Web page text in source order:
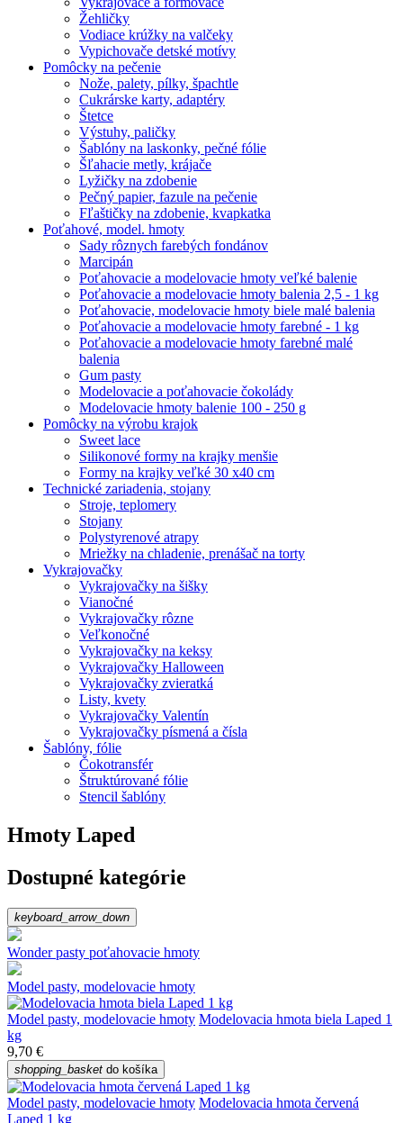
Žehličky
Vodiace krúžky na valčeky
Vypichovače detské motívy
Pomôcky na pečenie
Nože, palety, pílky, špachtle
Cukrárske karty, adaptéry
Štetce
Výstuhy, paličky
Šablóny na laskonky, pečné fólie
Šľahacie metly, krájače
Lyžičky na zdobenie
Pečný papier, fazule na pečenie
Fľaštičky na zdobenie, kvapkatka
Poťahové, model. hmoty
Sady rôznych farebých fondánov
Marcipán
Poťahovacie a modelovacie hmoty veľké balenie
Poťahovacie a modelovacie hmoty balenia 2,5 - 1 kg
Poťahovacie, modelovacie hmoty biele malé balenia
Poťahovacie a modelovacie hmoty farebné - 1 kg
Poťahovacie a modelovacie hmoty farebné malé
balenia
Gum pasty
Modelovacie a poťahovacie čokolády
Modelovacie hmoty balenie 100 - 250 g
Pomôcky na výrobu krajok
Sweet lace
Silikonové formy na krajky menšie
Formy na krajky veľké 30 x40 cm
Technické zariadenia, stojany
Stroje, teplomery
Stojany
Polystyrenové atrapy
Mriežky na chladenie, prenášač na torty
Vykrajovačky
Vykrajovačky na šišky
Vianočné
Vykrajovačky rôzne
Veľkonočné
Vykrajovačky na keksy
Vykrajovačky Halloween
Vykrajovačky zvieratká
Listy, kvety
Vykrajovačky Valentín
Vykrajovačky písmená a čísla
Šablóny, fólie
Čokotransfér
Štruktúrované fólie
Stencil šablóny
Hmoty Laped
Dostupné kategórie
keyboard_arrow_down
Wonder pasty poťahovacie hmoty
Model pasty, modelovacie hmoty
Model pasty, modelovacie hmoty Modelovacia hmota biela Laped 1
kg
9,70 €
shopping_basket do košíka
Model pasty, modelovacie hmoty Modelovacia hmota červená
Laped 1 kg